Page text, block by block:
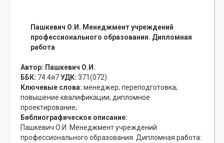
Пашкевич О.И. Менеджмент учреждений
профессионального образования. Дипломная
работа
Автор: Пашкевич О.И.
ББК: 74.4я7УДК: 371(072)
Ключевые слова: менеджер; переподготовка;
повышение квалификации; дипломное
проектирование;
Библиографическое описание:
Пашкевич О.И. Менеджмент учреждений
профессионального образования. Дипломная работа: